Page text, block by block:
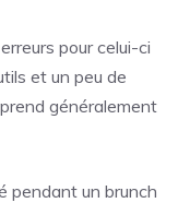
pour celui-ci
et un peu de
généralement
pendant un brunch